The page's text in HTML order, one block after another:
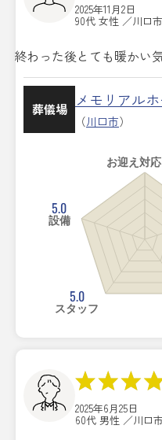
2025年11月2日
90代 女性 ／川口市
終わった後とても暖かい
葬儀場 メモリアル
（川口市）
お迎え対応
5.0
スタッフ
5.0
設備
2025年6月25日
60代 男性 ／川口市